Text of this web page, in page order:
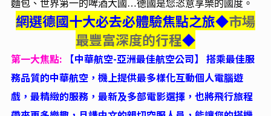
麵包、世界第一的啤酒大國…德國是您恣意享樂的國度。
網選德國十大必去必體驗焦點之旅◆市場
最豐富深度的行程◆
第一大焦點:
【中華航空-亞洲最佳航空公司】 搭乘最佳服
務品質的中華航空，機上提供最多樣化互動個人電腦遊
戲，最精緻的服務，最新及多部電影選擇，也將飛行旅程